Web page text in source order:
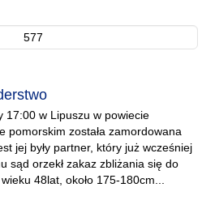
577
17:00 w Lipuszu w powiecie
pomorskim została zamordowana
jej były partner, który już wcześniej
sąd orzekł zakaz zbliżania się do
48lat, około 175-180cm...